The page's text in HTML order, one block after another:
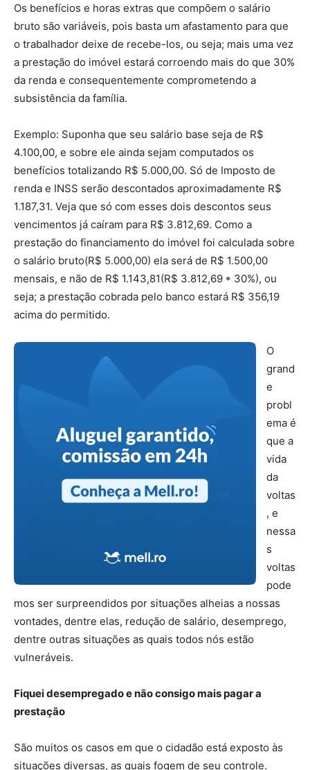
Os benefícios e horas extras que compõem o salário
bruto são variáveis, pois basta um afastamento para que
o trabalhador deixe de recebe-los, ou seja; mais uma vez
a prestação do imóvel estará corroendo mais do que 30%
da renda e consequentemente comprometendo a
subsistência da família.
Exemplo: Suponha que seu salário base seja de R$
4.100,00, e sobre ele ainda sejam computados os
benefícios totalizando R$ 5.000,00. Só de Imposto de
renda e INSS serão descontados aproximadamente R$
1.187,31. Veja que só com esses dois descontos seus
vencimentos já caíram para R$ 3.812,69. Como a
prestação do financiamento do imóvel foi calculada sobre
o salário bruto(R$ 5.000,00) ela será de R$ 1.500,00
mensais, e não de R$ 1.143,81(R$ 3.812,69 * 30%), ou
seja; a prestação cobrada pelo banco estará R$ 356,19
acima do permitido.
O
grand
e
probl
ema é
que a
vida
da
voltas
, e
nessa
s
voltas
pode
mos ser surpreendidos por situações alheias a nossas
vontades, dentre elas, redução de salário, desemprego,
dentre outras situações as quais todos nós estão
vulneráveis.
Fiquei desempregado e não consigo mais pagar a
prestação
São muitos os casos em que o cidadão está exposto às
situações diversas, as quais fogem de seu controle.